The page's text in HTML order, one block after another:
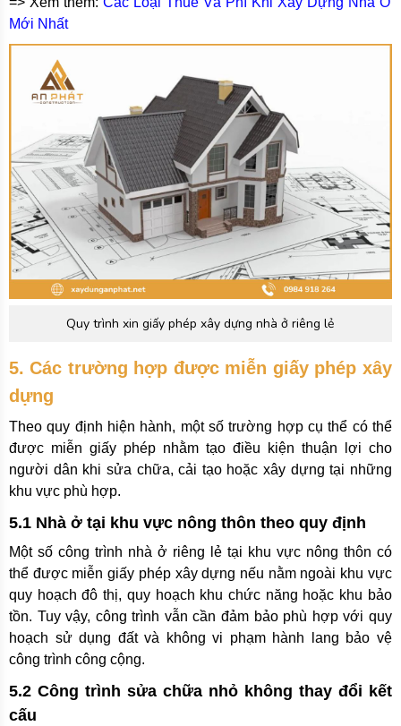
Mới Nhất
Quy trình xin giấy phép xây dựng nhà ở riêng lẻ
5. Các trường hợp được miễn giấy phép xây
dựng
Theo quy định hiện hành, một số trường hợp cụ thể có thể
được miễn giấy phép nhằm tạo điều kiện thuận lợi cho
người dân khi sửa chữa, cải tạo hoặc xây dựng tại những
khu vực phù hợp.
5.1 Nhà ở tại khu vực nông thôn theo quy định
Một số công trình nhà ở riêng lẻ tại khu vực nông thôn có
thể được miễn giấy phép xây dựng nếu nằm ngoài khu vực
quy hoạch đô thị, quy hoạch khu chức năng hoặc khu bảo
tồn. Tuy vậy, công trình vẫn cần đảm bảo phù hợp với quy
hoạch sử dụng đất và không vi phạm hành lang bảo vệ
công trình công cộng.
5.2 Công trình sửa chữa nhỏ không thay đổi kết
cấu